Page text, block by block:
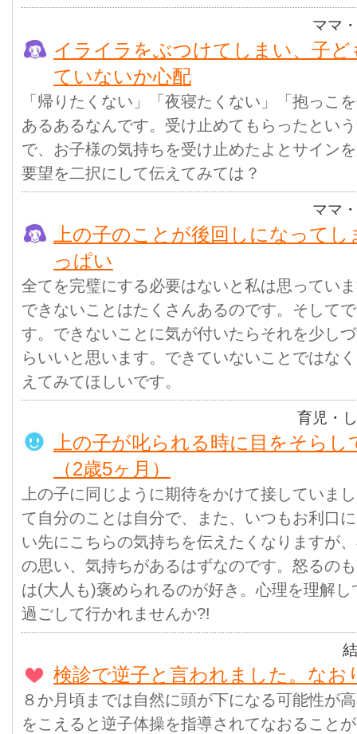
ママ
イライラをぶつけてしまい、子
ていないか心配
「帰りたくない」「夜寝たくない」「抱っこ
あるあるなんです。受け止めてもらったとい
で、お子様の気持ちを受け止めたよとサイン
要望を二択にして伝えてみては？
ママ
上の子のことが後回しになって
っぱい
全てを完璧にする必要はないと私は思ってい
できないことはたくさんあるのです。そして
す。できないことに気が付いたらそれを少し
らいいと思います。できていないことではな
えてみてほしいです。
育児・
上の子が叱られる時に目をそら
（2歳5ヶ月）
上の子に同じように期待をかけて接していま
て自分のことは自分で、また、いつもお利口
い先にこちらの気持ちを伝えたくなりますが
の思い、気持ちがあるはずなのです。怒るの
は(大人も)褒められるのが好き。心理を理解
過ごして行かれませんか?!
検診で逆子と言われました。なお
８か月頃までは自然に頭が下になる可能性が
をこえると逆子体操を指導されてなおること